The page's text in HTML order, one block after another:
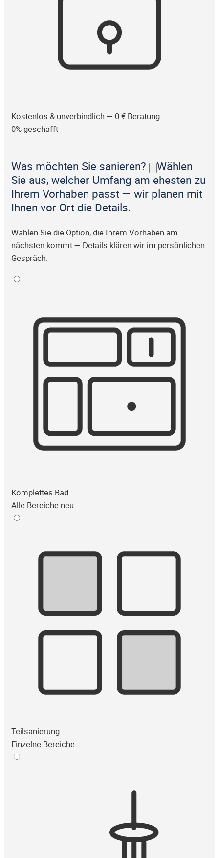
Kostenlos & unverbindlich — 0 € Beratung
0% geschafft
Was möchten Sie sanieren?
Wählen
Sie aus, welcher Umfang am ehesten zu
Ihrem Vorhaben passt — wir planen mit
Ihnen vor Ort die Details.
Wählen Sie die Option, die Ihrem Vorhaben am
nächsten kommt — Details klären wir im persönlichen
Gespräch.
Komplettes Bad
Alle Bereiche neu
Teilsanierung
Einzelne Bereiche